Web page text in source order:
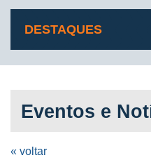
DESTAQUES
Eventos e
« voltar